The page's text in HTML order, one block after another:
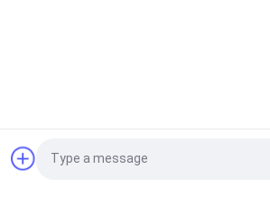
Aminozuur 80% Vraag een offerte aan